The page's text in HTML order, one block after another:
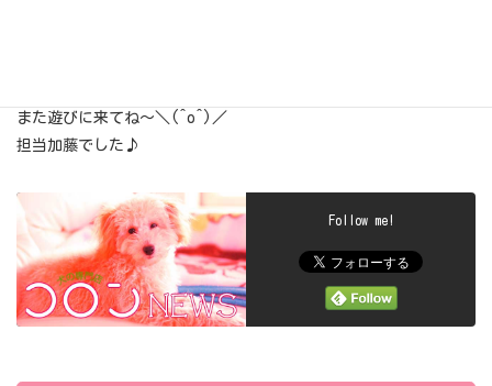
また遊びに来てね～＼(^o^)／
担当加藤でした♪
Follow me!